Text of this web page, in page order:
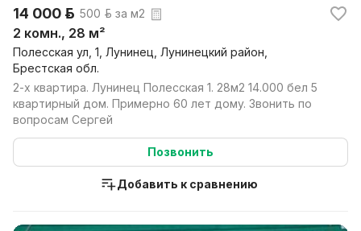
14 000 р. 500 р. за м2
2 комн., 28 м²
Полесская ул, 1, Лунинец, Лунинецкий район,
Брестская обл.
2-х квартира. Лунинец Полесская 1. 28м2 14.000 бел 5
квартирный дом. Примерно 60 лет дому. Звонить по
вопросам Сергей
Позвонить
Добавить к сравнению